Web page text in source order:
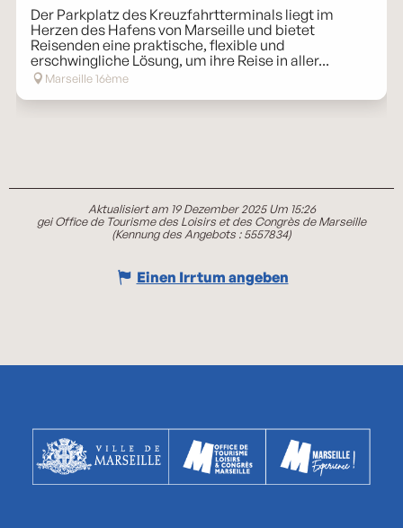
Der Parkplatz des Kreuzfahrtterminals liegt im
Herzen des Hafens von Marseille und bietet
Reisenden eine praktische, flexible und
erschwingliche Lösung, um ihre Reise in aller...
Marseille 16ème
Aktualisiert am 19 Dezember 2025 Um 15:26
gei Office de Tourisme des Loisirs et des Congrès de Marseille
(Kennung des Angebots :5557834)
Einen Irrtum angeben